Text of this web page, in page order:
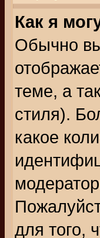
Как я
Обычно
теме, а
стиля).
какое
для того,